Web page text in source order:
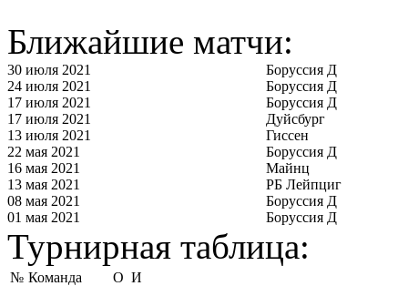
Ближайшие матчи:
30 июля 2021
Боруссия Д
24 июля 2021
Боруссия Д
17 июля 2021
Боруссия Д
17 июля 2021
Дуйсбург
13 июля 2021
Гиссен
22 мая 2021
Боруссия Д
16 мая 2021
Майнц
13 мая 2021
РБ Лейпциг
08 мая 2021
Боруссия Д
01 мая 2021
Боруссия Д
Турнирная таблица:
№ Команда О И